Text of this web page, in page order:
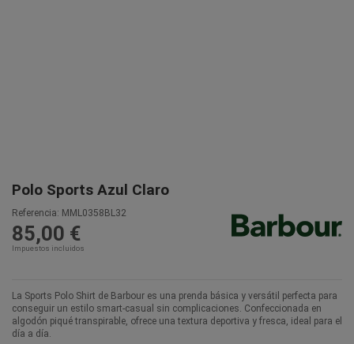
Polo Sports Azul Claro
Referencia: MML0358BL32
85,00 €
Impuestos incluidos
La Sports Polo Shirt de Barbour es una prenda básica y versátil perfecta para
conseguir un estilo smart-casual sin complicaciones. Confeccionada en
algodón piqué transpirable, ofrece una textura deportiva y fresca, ideal para el
día a día.